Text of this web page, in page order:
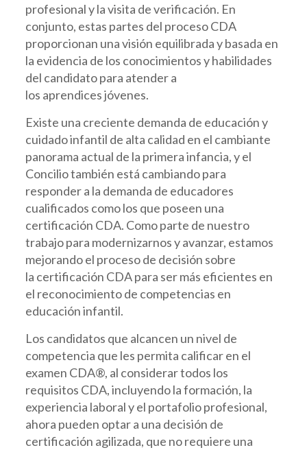
profesional y la visita de verificación. En
conjunto, estas partes del proceso CDA
proporcionan una visión equilibrada y basada en
la evidencia de los conocimientos y habilidades
del candidato para atender a
los aprendices jóvenes.
Existe una creciente demanda de educación y
cuidado infantil de alta calidad en el cambiante
panorama actual de la primera infancia, y el
Concilio también está cambiando para
responder a la demanda de educadores
cualificados como los que poseen una
certificación CDA. Como parte de nuestro
trabajo para modernizarnos y avanzar, estamos
mejorando el proceso de decisión sobre
la certificación CDA para ser más eficientes en
el reconocimiento de competencias en
educación infantil.
Los candidatos que alcancen un nivel de
competencia que les permita calificar en el
examen CDA®, al considerar todos los
requisitos CDA, incluyendo la formación, la
experiencia laboral y el portafolio profesional,
ahora pueden optar a una decisión de
certificación agilizada, que no requiere una